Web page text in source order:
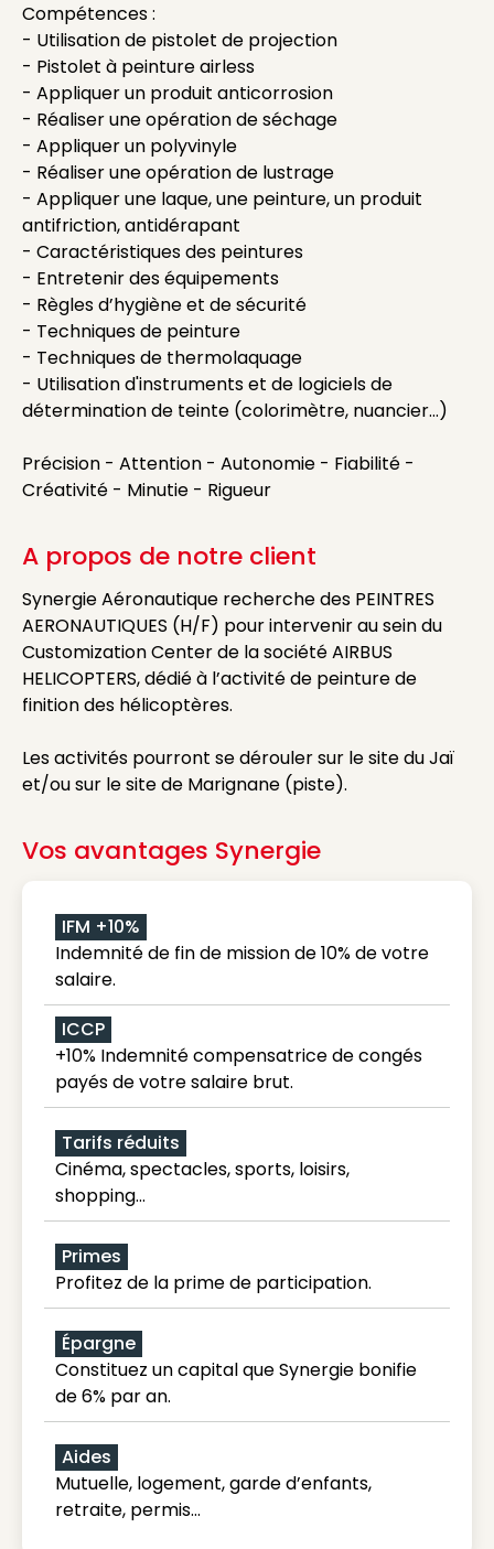
Compétences :
- Utilisation de pistolet de projection
- Pistolet à peinture airless
- Appliquer un produit anticorrosion
- Réaliser une opération de séchage
- Appliquer un polyvinyle
- Réaliser une opération de lustrage
- Appliquer une laque, une peinture, un produit
antifriction, antidérapant
- Caractéristiques des peintures
- Entretenir des équipements
- Règles d’hygiène et de sécurité
- Techniques de peinture
- Techniques de thermolaquage
- Utilisation d'instruments et de logiciels de
détermination de teinte (colorimètre, nuancier...)
Précision - Attention - Autonomie - Fiabilité -
Créativité - Minutie - Rigueur
A propos de notre client
Synergie Aéronautique recherche des PEINTRES
AERONAUTIQUES (H/F) pour intervenir au sein du
Customization Center de la société AIRBUS
HELICOPTERS, dédié à l’activité de peinture de
finition des hélicoptères.
Les activités pourront se dérouler sur le site du Jaï
et/ou sur le site de Marignane (piste).
Vos avantages Synergie
IFM +10%
Indemnité de fin de mission de 10% de votre
salaire.
ICCP
+10% Indemnité compensatrice de congés
payés de votre salaire brut.
Tarifs réduits
Cinéma, spectacles, sports, loisirs,
shopping...
Primes
Profitez de la prime de participation.
Épargne
Constituez un capital que Synergie bonifie
de 6% par an.
Aides
Mutuelle, logement, garde d’enfants,
retraite, permis…